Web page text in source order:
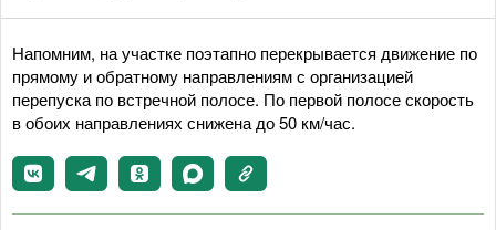
Напомним, на участке поэтапно перекрывается движение по
прямому и обратному направлениям с организацией
перепуска по встречной полосе. По первой полосе скорость
в обоих направлениях снижена до 50 км/час.